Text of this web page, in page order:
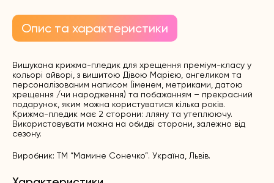
Опис та характеристики
Вишукана крижма-пледик для хрещення преміум-класу у
кольорі айворі, з вишитою Дівою Марією, ангеликом та
персоналізованим написом (іменем, метриками, датою
хрещення /чи народження) та побажанням – прекрасний
подарунок, яким можна користуватися кілька років.
Крижма-пледик має 2 сторони: лляну та утеплюючу.
Використовувати можна на обидві сторони, залежно від
сезону.
Виробник: ТМ “Мамине Сонечко”. Україна, Львів.